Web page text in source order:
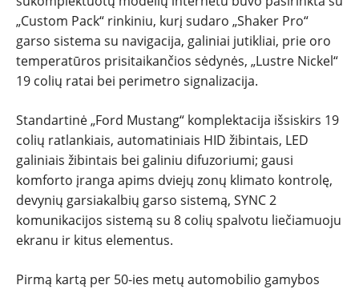
„Custom Pack“ rinkiniu, kurį sudaro „Shaker Pro“
garso sistema su navigacija, galiniai jutikliai, prie oro
temperatūros prisitaikančios sėdynės, „Lustre Nickel“
19 colių ratai bei perimetro signalizacija.
Standartinė „Ford Mustang“ komplektacija išsiskirs 19
colių ratlankiais, automatiniais HID žibintais, LED
galiniais žibintais bei galiniu difuzoriumi; gausi
komforto įranga apims dviejų zonų klimato kontrolę,
devynių garsiakalbių garso sistemą, SYNC 2
komunikacijos sistemą su 8 colių spalvotu liečiamuoju
ekranu ir kitus elementus.
Pirmą kartą per 50-ies metų automobilio gamybos